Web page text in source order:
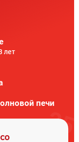
лет
печи